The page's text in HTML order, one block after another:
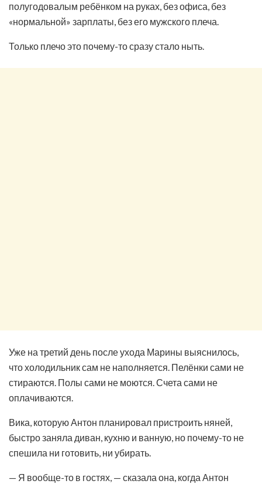
полугодовалым ребёнком на руках, без офиса, без
«нормальной» зарплаты, без его мужского плеча.
Только плечо это почему-то сразу стало ныть.
Уже на третий день после ухода Марины выяснилось,
что холодильник сам не наполняется. Пелёнки сами не
стираются. Полы сами не моются. Счета сами не
оплачиваются.
Вика, которую Антон планировал пристроить няней,
быстро заняла диван, кухню и ванную, но почему-то не
спешила ни готовить, ни убирать.
— Я вообще-то в гостях, — сказала она, когда Антон